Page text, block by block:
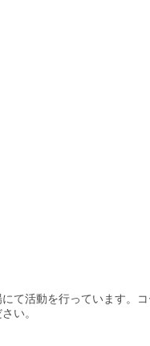
て活動を行っています。
い。